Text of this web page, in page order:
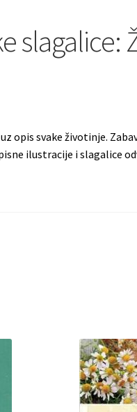
slagalice:
opis svake životinje.
ilustracije i slagalice